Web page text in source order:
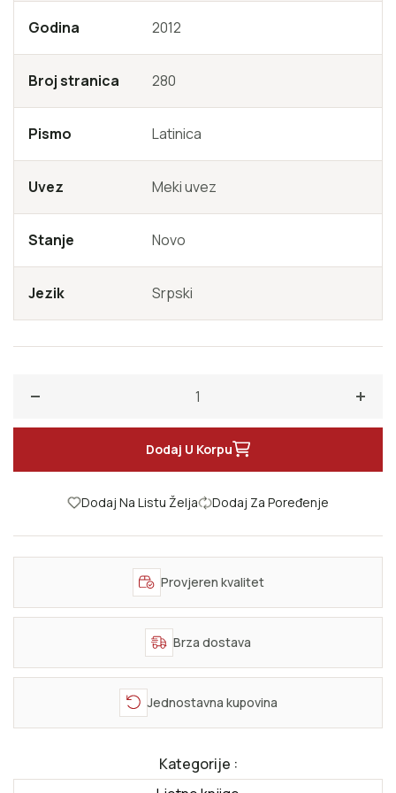
iščekuje.
Godina 2012
Broj stranica 280
Pismo Latinica
Uvez Meki uvez
Stanje Novo
Jezik Srpski
Smanji količinu za Samo budi ovdje
Dodaj U Korpu
Dodaj Na Listu Želja Dodaj Za Poređenje
Provjeren kvalitet
Brza dostava
Jednostavna kupovina
Kategorije :